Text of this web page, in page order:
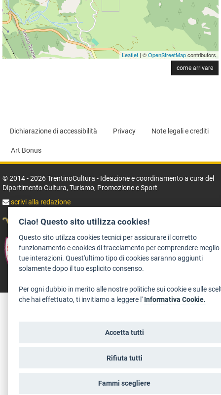
Leaflet | ©OpenStreetMapcontributors
come arrivare
Dichiarazione di accessibilità Privacy Note legali e crediti
Art Bonus
© 2014 - 2026 TrentinoCultura - Ideazione e coordinamento a cura del
Dipartimento Cultura, Turismo, Promozione e Sport
scrivi alla redazione
aree riservate operatori
Ciao! Questo sito utilizza cookies!
Questo sito utilzza cookies tecnici per assicurare il corretto
funzionamento e cookies di tracciamento per comprendere meglio
tue interazioni. Quest'ultimo tipo di cookies saranno aggiunti
solamente dopo il tuo esplicito consenso.
Per ogni dubbio in merito alle nostre politiche sui cookie e sulle
che hai effettuato, ti invitiamo a leggere l' Informativa Cookie.
Accetta tutti
Rifiuta tutti
Fammi scegliere